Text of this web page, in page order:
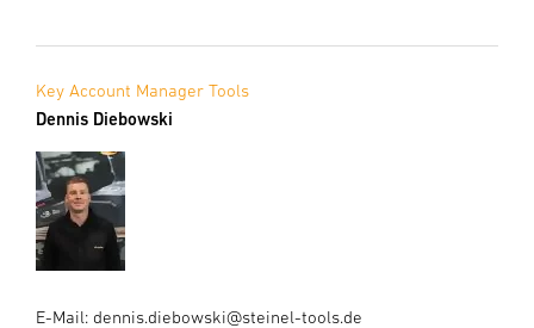
Key Account Manager Tools
Dennis Diebowski
E-Mail: dennis.diebowski@steinel-tools.de